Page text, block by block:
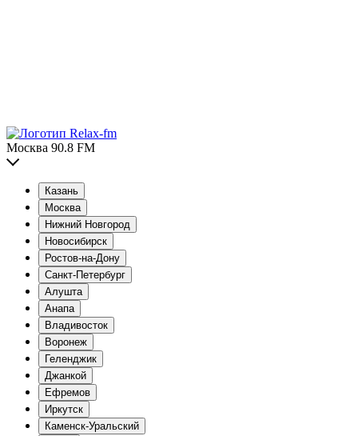
Москва 90.8 FM
Казань
Москва
Нижний Новгород
Новосибирск
Ростов-на-Дону
Санкт-Петербург
Алушта
Анапа
Владивосток
Воронеж
Геленджик
Джанкой
Ефремов
Иркутск
Каменск-Уральский